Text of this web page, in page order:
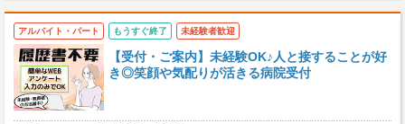
アルバイト・パート もうすぐ終了 未経験者歓迎
【受付・ご案内】未経験OK♪人と接することが好
き◎笑顔や気配りが活きる病院受付